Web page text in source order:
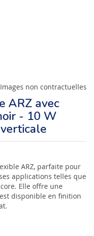
non contractuelles
ARZ avec
- 10 W
ARZ, parfaite pour
applications telles que
Elle offre une
disponible en finition